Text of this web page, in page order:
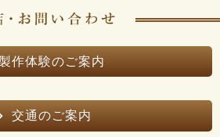
作体験のご案内
交通のご案内